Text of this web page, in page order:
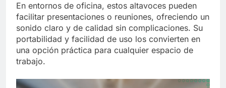
En entornos de oficina, estos altavoces pueden
facilitar presentaciones o reuniones, ofreciendo un
sonido claro y de calidad sin complicaciones. Su
portabilidad y facilidad de uso los convierten en
una opción práctica para cualquier espacio de
trabajo.